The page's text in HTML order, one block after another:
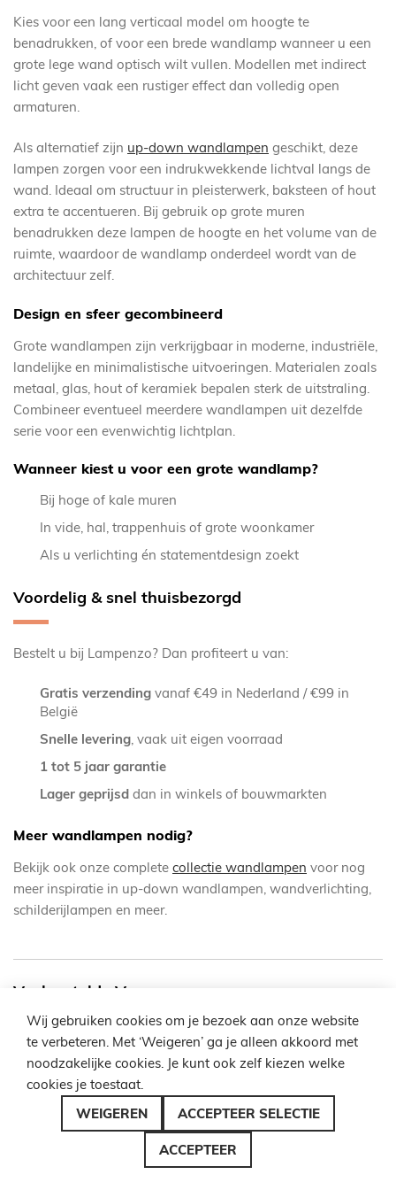
Kies voor een lang verticaal model om hoogte te
benadrukken, of voor een brede wandlamp wanneer u een
grote lege wand optisch wilt vullen. Modellen met indirect
licht geven vaak een rustiger effect dan volledig open
armaturen.
Als alternatief zijn up-down wandlampen geschikt, deze
lampen zorgen voor een indrukwekkende lichtval langs de
wand. Ideaal om structuur in pleisterwerk, baksteen of hout
extra te accentueren. Bij gebruik op grote muren
benadrukken deze lampen de hoogte en het volume van de
ruimte, waardoor de wandlamp onderdeel wordt van de
architectuur zelf.
Design en sfeer gecombineerd
Grote wandlampen zijn verkrijgbaar in moderne, industriële,
landelijke en minimalistische uitvoeringen. Materialen zoals
metaal, glas, hout of keramiek bepalen sterk de uitstraling.
Combineer eventueel meerdere wandlampen uit dezelfde
serie voor een evenwichtig lichtplan.
Wanneer kiest u voor een grote wandlamp?
Bij hoge of kale muren
In vide, hal, trappenhuis of grote woonkamer
Als u verlichting én statementdesign zoekt
Voordelig & snel thuisbezorgd
Bestelt u bij Lampenzo? Dan profiteert u van:
Gratis verzending vanaf €49 in Nederland / €99 in
België
Snelle levering, vaak uit eigen voorraad
1 tot 5 jaar garantie
Lager geprijsd dan in winkels of bouwmarkten
Meer wandlampen nodig?
Bekijk ook onze complete collectie wandlampen voor nog
meer inspiratie in up-down wandlampen, wandverlichting,
schilderijlampen en meer.
Veelgestelde Vragen
Veel grote wandlampen zien er wat saai uit – hoe
maak ik ze interessanter?
Grote wandlampen hoeven zeker niet saai te zijn! Het
geheim zit hem in de combinatie van stijlen, materialen en
kleuren. Veel grote wandlampen zijn juist ontworpen om als
statementstuk te dienen en kunnen prachtig gecombineerd
Wij gebruiken cookies om je bezoek aan onze website
te verbeteren. Met ‘Weigeren’ ga je alleen akkoord met
noodzakelijke cookies. Je kunt ook zelf kiezen welke
cookies je toestaat.
WEIGEREN
ACCEPTEER SELECTIE
ACCEPTEER